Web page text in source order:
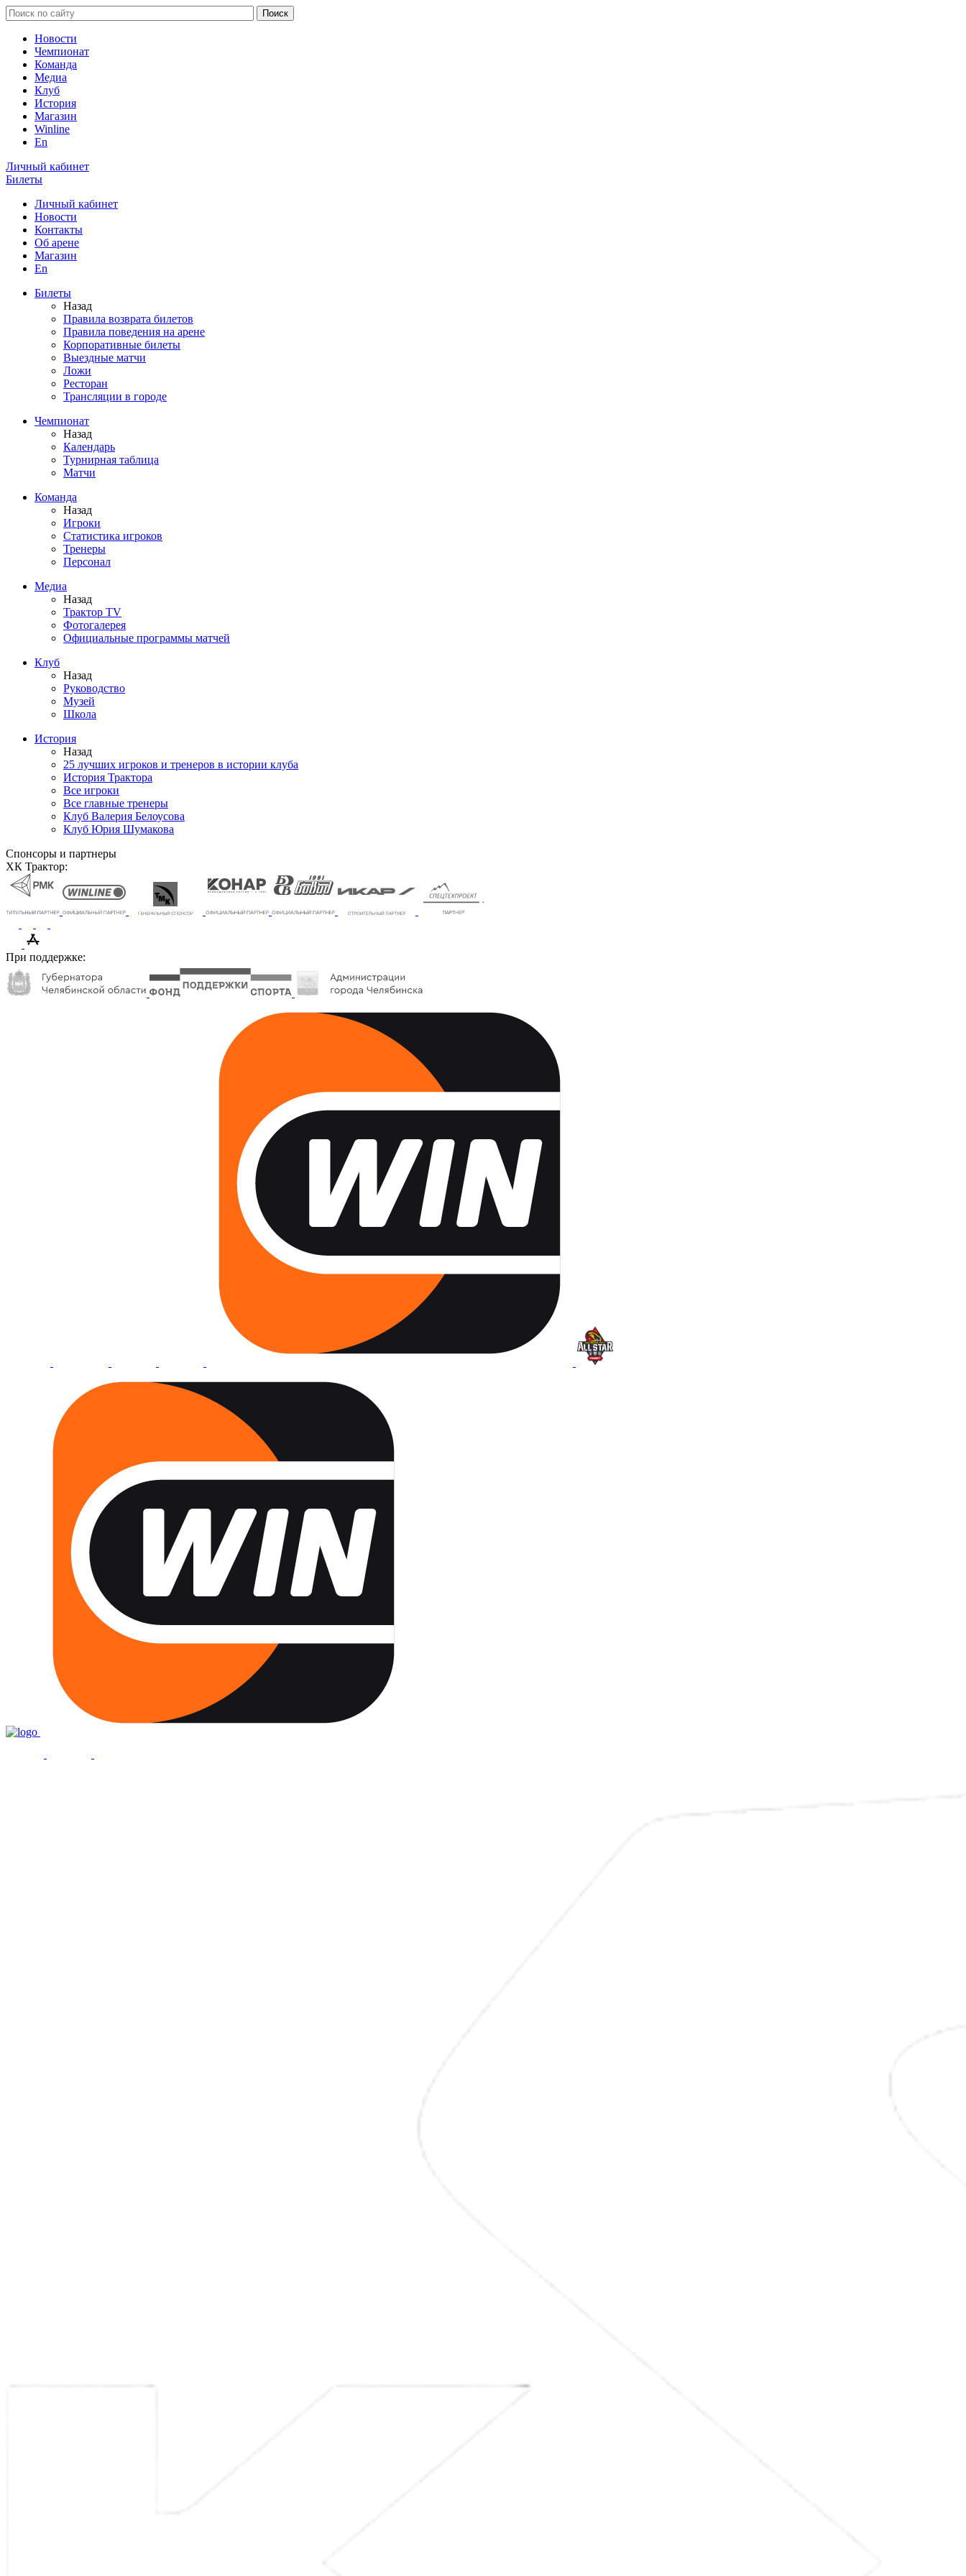
Новости
Чемпионат
Команда
Медиа
Клуб
История
Магазин
Winline
En
Личный кабинет
Билеты
Личный кабинет
Новости
Контакты
Об арене
Магазин
En
Билеты
Назад
Правила возврата билетов
Правила поведения на арене
Корпоративные билеты
Выездные матчи
Ложи
Ресторан
Трансляции в городе
Чемпионат
Назад
Календарь
Турнирная таблица
Матчи
Команда
Назад
Игроки
Статистика игроков
Тренеры
Персонал
Медиа
Назад
Трактор TV
Фотогалерея
Официальные программы матчей
Клуб
Назад
Руководство
Музей
Школа
История
Назад
25 лучших игроков и тренеров в истории клуба
История Трактора
Все игроки
Все главные тренеры
Клуб Валерия Белоусова
Клуб Юрия Шумакова
Спонсоры и партнеры
ХК Трактор:
При поддержке: